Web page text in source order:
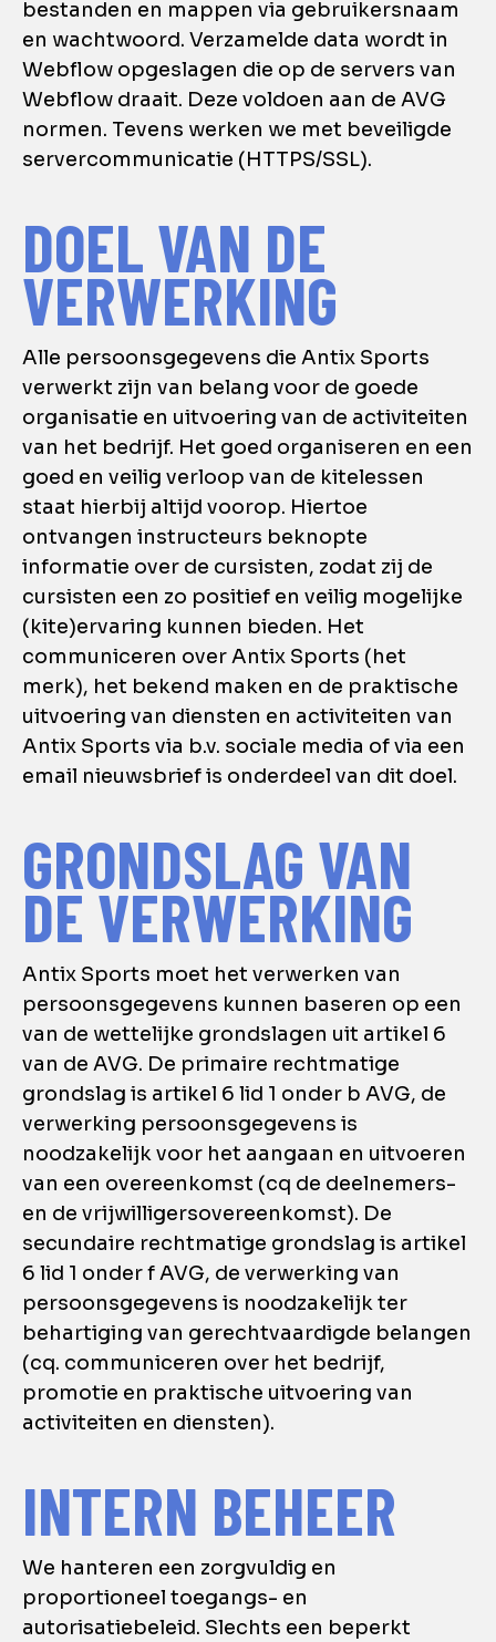
bestanden en mappen via gebruikersnaam
en wachtwoord. Verzamelde data wordt in
Webflow opgeslagen die op de servers van
Webflow draait. Deze voldoen aan de AVG
normen. Tevens werken we met beveiligde
servercommunicatie (HTTPS/SSL).
DOEL VAN DE
VERWERKING
Alle persoonsgegevens die Antix Sports
verwerkt zijn van belang voor de goede
organisatie en uitvoering van de activiteiten
van het bedrijf. Het goed organiseren en een
goed en veilig verloop van de kitelessen
staat hierbij altijd voorop. Hiertoe
ontvangen instructeurs beknopte
informatie over de cursisten, zodat zij de
cursisten een zo positief en veilig mogelijke
(kite)ervaring kunnen bieden. Het
communiceren over Antix Sports (het
merk), het bekend maken en de praktische
uitvoering van diensten en activiteiten van
Antix Sports via b.v. sociale media of via een
email nieuwsbrief is onderdeel van dit doel.
GRONDSLAG VAN
DE VERWERKING
Antix Sports moet het verwerken van
persoonsgegevens kunnen baseren op een
van de wettelijke grondslagen uit artikel 6
van de AVG. De primaire rechtmatige
grondslag is artikel 6 lid 1 onder b AVG, de
verwerking persoonsgegevens is
noodzakelijk voor het aangaan en uitvoeren
van een overeenkomst (cq de deelnemers-
en de vrijwilligersovereenkomst). De
secundaire rechtmatige grondslag is artikel
6 lid 1 onder f AVG, de verwerking van
persoonsgegevens is noodzakelijk ter
behartiging van gerechtvaardigde belangen
(cq. communiceren over het bedrijf,
promotie en praktische uitvoering van
activiteiten en diensten).
INTERN BEHEER
We hanteren een zorgvuldig en
proportioneel toegangs- en
autorisatiebeleid. Slechts een beperkt